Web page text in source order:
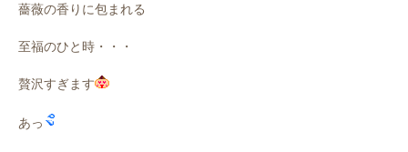
薔薇の香りに包まれる
至福のひと時・・・
贅沢すぎます
あっ